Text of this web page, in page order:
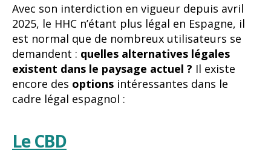
Avec son interdiction en vigueur depuis avril
2025, le HHC n’étant plus légal en Espagne, il
est normal que de nombreux utilisateurs se
demandent : quelles alternatives légales
existent dans le paysage actuel ? Il existe
encore des options intéressantes dans le
cadre légal espagnol :
Le CBD